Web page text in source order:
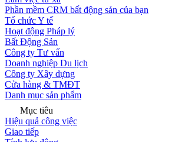
Phần mềm CRM bất động sản của bạn
Tổ chức Y tế
Hoạt động Pháp lý
Bất Động Sản
Công ty Tư vấn
Doanh nghiệp Du lịch
Công ty Xây dựng
Cửa hàng & TMĐT
Danh mục sản phẩm
Mục tiêu
Hiệu quả công việc
Giao tiếp